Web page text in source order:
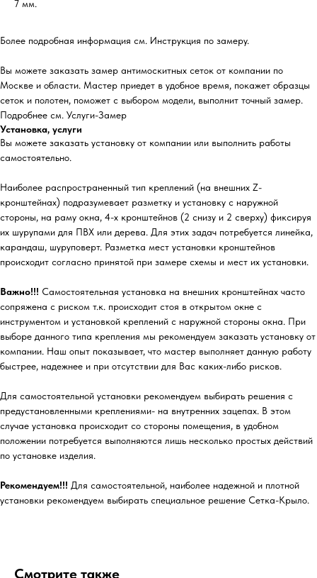
7 мм.
Более подробная информация см. Инструкция по замеру.
Вы можете заказать замер антимоскитных сеток от компании по
Москве и области. Мастер приедет в удобное время, покажет образцы
сеток и полотен, поможет с выбором модели, выполнит точный замер.
Подробнее см. Услуги-Замер
Установка, услуги
Вы можете заказать установку от компании или выполнить работы
самостоятельно.
Наиболее распространенный тип креплений (на внешних Z-
кронштейнах) подразумевает разметку и установку с наружной
стороны, на раму окна, 4-х кронштейнов (2 снизу и 2 сверху) фиксируя
их шурупами для ПВХ или дерева. Для этих задач потребуется линейка,
карандаш, шуруповерт. Разметка мест установки кронштейнов
происходит согласно принятой при замере схемы и мест их установки.
Важно!!! Самостоятельная установка на внешних кронштейнах часто
сопряжена с риском т.к. происходит стоя в открытом окне с
инструментом и установкой креплений с наружной стороны окна. При
выборе данного типа крепления мы рекомендуем заказать установку от
компании. Наш опыт показывает, что мастер выполняет данную работу
быстрее, надежнее и при отсутствии для Вас каких-либо рисков.
Для самостоятельной установки рекомендуем выбирать решения с
предустановленными креплениями- на внутренних зацепах. В этом
случае установка происходит со стороны помещения, в удобном
положении потребуется выполняются лишь несколько простых действий
по установке изделия.
Рекомендуем!!! Для самостоятельной, наиболее надежной и плотной
установки рекомендуем выбирать специальное решение Сетка-Крыло.
Смотрите также